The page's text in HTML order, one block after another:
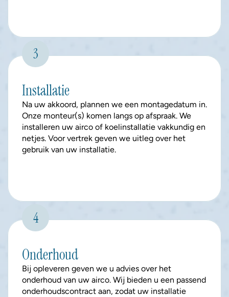
3
Installatie
Na uw akkoord, plannen we een montagedatum in.
Onze monteur(s) komen langs op afspraak. We
installeren uw airco of koelinstallatie vakkundig en
netjes. Voor vertrek geven we uitleg over het
gebruik van uw installatie.
4
Onderhoud
Bij opleveren geven we u advies over het
onderhoud van uw airco. Wij bieden u een passend
onderhoudscontract aan, zodat uw installatie